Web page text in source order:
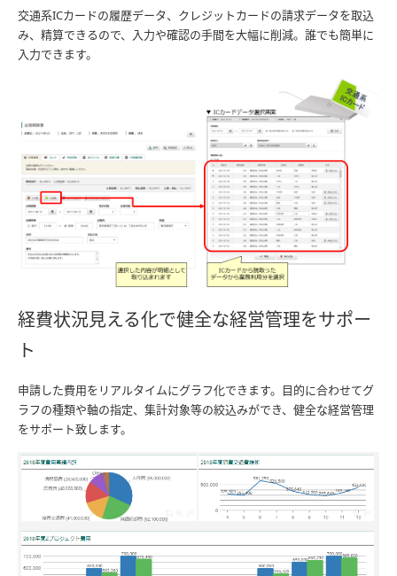
交通系ICカードの履歴データ、クレジットカードの請求データを取込
み、精算できるので、入力や確認の手間を大幅に削減。誰でも簡単に
入力できます。
経費状況見える化で健全な経営管理をサポー
ト
申請した費用をリアルタイムにグラフ化できます。目的に合わせてグ
ラフの種類や軸の指定、集計対象等の絞込みができ、健全な経営管理
をサポート致します。